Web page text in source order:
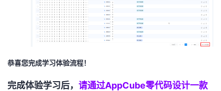
恭喜您完成学习体验流程！
完成体验学习后， 请通过AppCube零代码设计一款